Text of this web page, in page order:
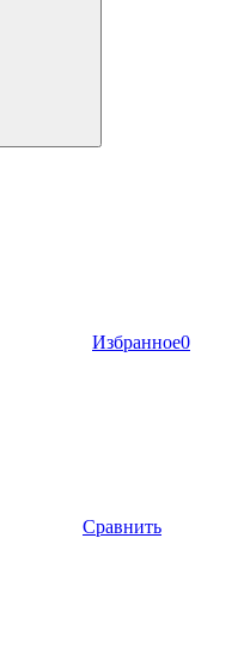
Избранное0
Сравнить